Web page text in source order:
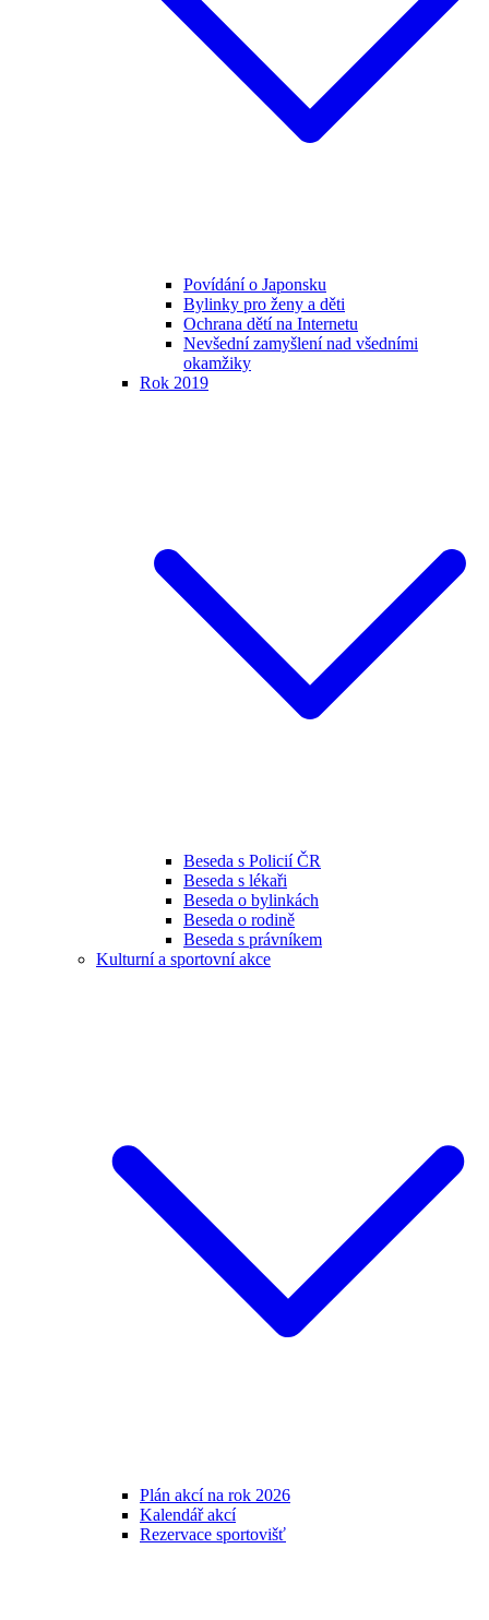
Povídání o Japonsku
Bylinky pro ženy a děti
Ochrana dětí na Internetu
Nevšední zamyšlení nad všedními
okamžiky
Rok 2019
Beseda s Policií ČR
Beseda s lékaři
Beseda o bylinkách
Beseda o rodině
Beseda s právníkem
Kulturní a sportovní akce
Plán akcí na rok 2026
Kalendář akcí
Rezervace sportovišť